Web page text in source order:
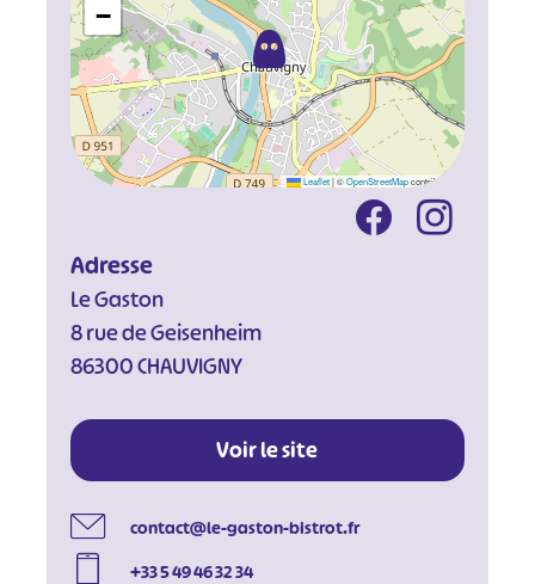
−
Leaflet |©OpenStreetMapcontributors
Adresse
Le Gaston
8 rue de Geisenheim
86300 CHAUVIGNY
Voir le site
contact@le-gaston-bistrot.fr
+33 5 49 46 32 34